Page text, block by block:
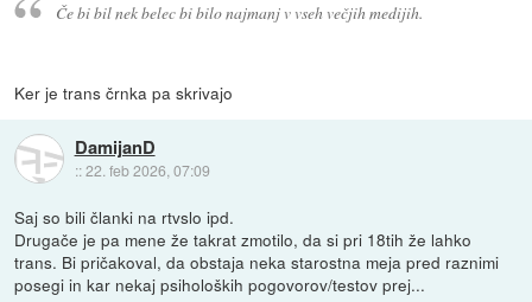
Če bi bil nek belec bi bilo najmanj v vseh večjih medijih.
Ker je trans črnka pa skrivajo
DamijanD
::22. feb 2026, 07:09
Saj so bili članki na rtvslo ipd.
Drugače je pa mene že takrat zmotilo, da si pri 18tih že lahko
trans. Bi pričakoval, da obstaja neka starostna meja pred raznimi
posegi in kar nekaj psiholoških pogovorov/testov prej...